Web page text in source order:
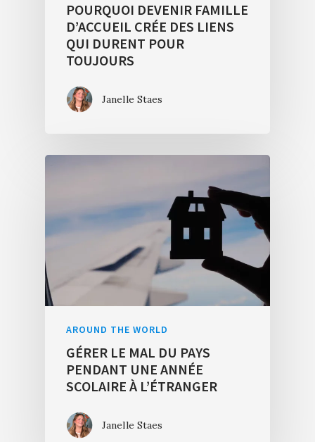
POURQUOI DEVENIR FAMILLE
D’ACCUEIL CRÉE DES LIENS
QUI DURENT POUR
TOUJOURS
Janelle Staes
AROUND THE WORLD
GÉRER LE MAL DU PAYS
PENDANT UNE ANNÉE
SCOLAIRE À L’ÉTRANGER
Janelle Staes